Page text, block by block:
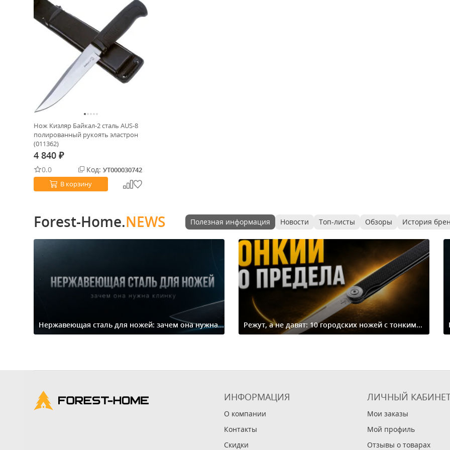
Нож Кизляр Байкал-2 сталь AUS-8
полированный рукоять эластрон
(011362)
4 840 ₽
0.0 Код: УТ000030742
В корзину
Forest-Home.NEWS Полезная информация Новости Топ-листы Обзоры История
Нержавеющая сталь для ножей: зачем она нужна... Режут, а не давят: 10 городских ножей с тонким...
ИНФОРМАЦИЯ
О компании
Контакты
Скидки
ЛИЧНЫЙ
Мои заказы
Мой профиль
Отзывы о товарах